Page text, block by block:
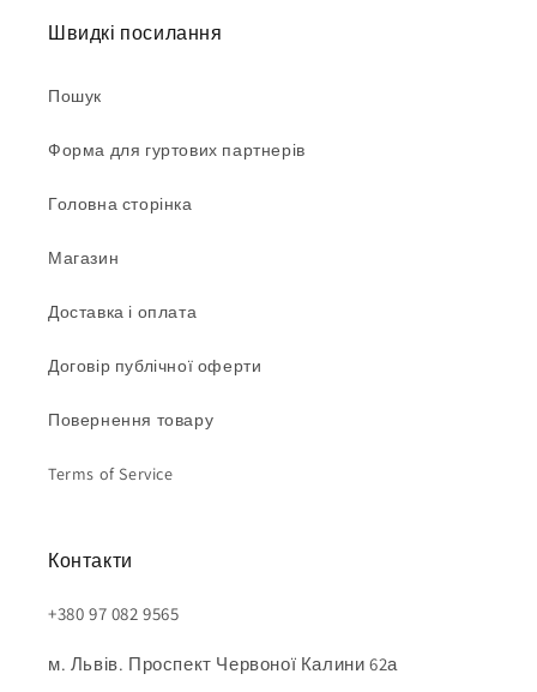
Швидкі посилання
Пошук
Форма для гуртових партнерів
Головна сторінка
Магазин
Доставка і оплата
Договір публічної оферти
Повернення товару
Terms of Service
Контакти
+380 97 082 9565
м. Львів. Проспект Червоної Калини 62а